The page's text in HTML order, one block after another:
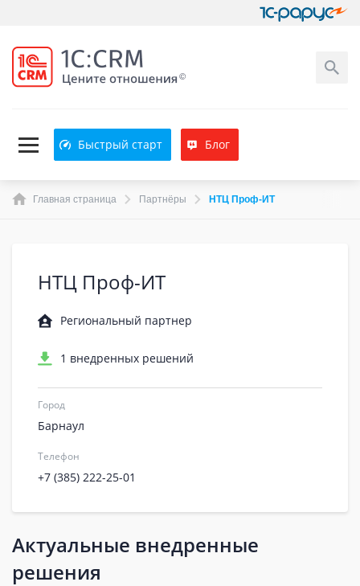
Быстрый старт Блог
Главная страница Партнёры НТЦ Проф-ИТ
НТЦ Проф-ИТ
Региональный партнер
1 внедренных решений
Город
Барнаул
Телефон
+7 (385) 222-25-01
Актуальные внедренные
решения